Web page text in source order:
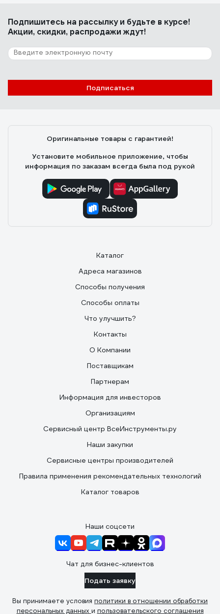
Подпишитесь на рассылкуи будьте в курсе!
Акции, скидки, распродажи ждут!
Подписаться
Оригинальные товары с гарантией!
Установите мобильное приложение, чтобы
информация по заказам всегда была под рукой
Каталог
Адреса магазинов
Способы получения
Способы оплаты
Что улучшить?
Контакты
О Компании
Поставщикам
Партнерам
Информация для инвесторов
Организациям
Сервисный центр ВсеИнструменты.ру
Наши закупки
Сервисные центры производителей
Правила применения рекомендательных технологий
Каталог товаров
Наши соцсети
Чат для бизнес-клиентов
Подать заявку
Вы принимаете условия политики в отношении обработки
персональных данных и пользовательского соглашения